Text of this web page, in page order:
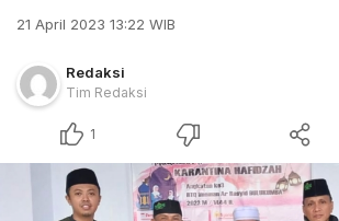
21 April 2023 13:22 WIB
Redaksi
Tim Redaksi
1